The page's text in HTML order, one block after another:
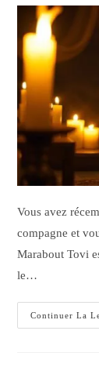
Vous avez
compagne et
Marabout Tovi
le…
Continuer La